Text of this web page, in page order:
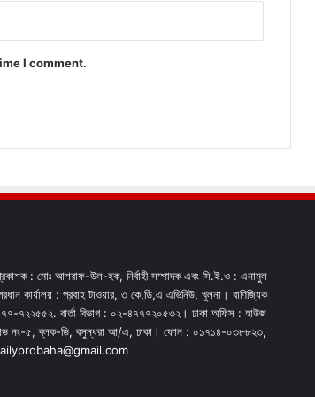
I comment.
: মোঃ আশরাফ-উল-হক, নির্বাহী সম্পাদক এবং সি.ই.ও : এনামুল
কার্যালয় : প্রবাহ টাওয়ার, ৩ কে,ডি,এ এভিনিউ, খুলনা। বাণিজ্যিক
৭২২৫৫২. বার্তা বিভাগ : ০২-৪৭৭৭২০৫৩২। ঢাকা অফিস : হাউজ
নং-৫, ব্লক-ডি, বসুন্ধরা আ/এ, ঢাকা। ফোন : ০১৭১৪-০৩৮৮২৩,